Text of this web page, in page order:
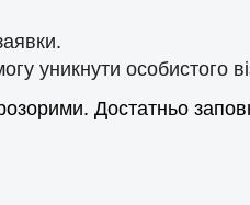
уникнути особистого
Достатньо